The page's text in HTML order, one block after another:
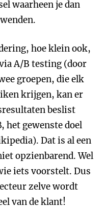
waarheen je dan
hoe klein ook,
A/B testing (door
groepen, die elk
krijgen, kan er
beslist
het gewenste doel
Dat is al een
opzienbarend. Wel
iets voorstelt. Dus
zelve wordt
van de klant!